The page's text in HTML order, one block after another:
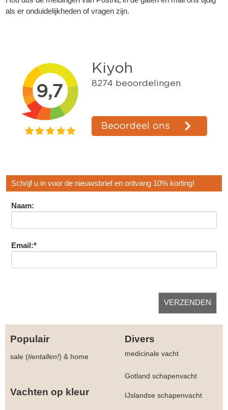
als er onduidelijkheden of vragen zijn.
Schrijf u in voor de nieuwsbrief en ontvang 10% korting!
Naam:
Email:*
Populair Divers
sale (tientallen!) & home medicinale vacht
Gotland schapenvacht
Vachten op kleur IJslandse schapenvacht